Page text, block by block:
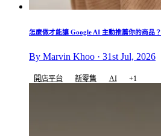
怎麼做才能讓 Google AI 主動推薦你的商品？
By Marvin Khoo · 31st Jul, 2026
開店平台 新零售 AI +1